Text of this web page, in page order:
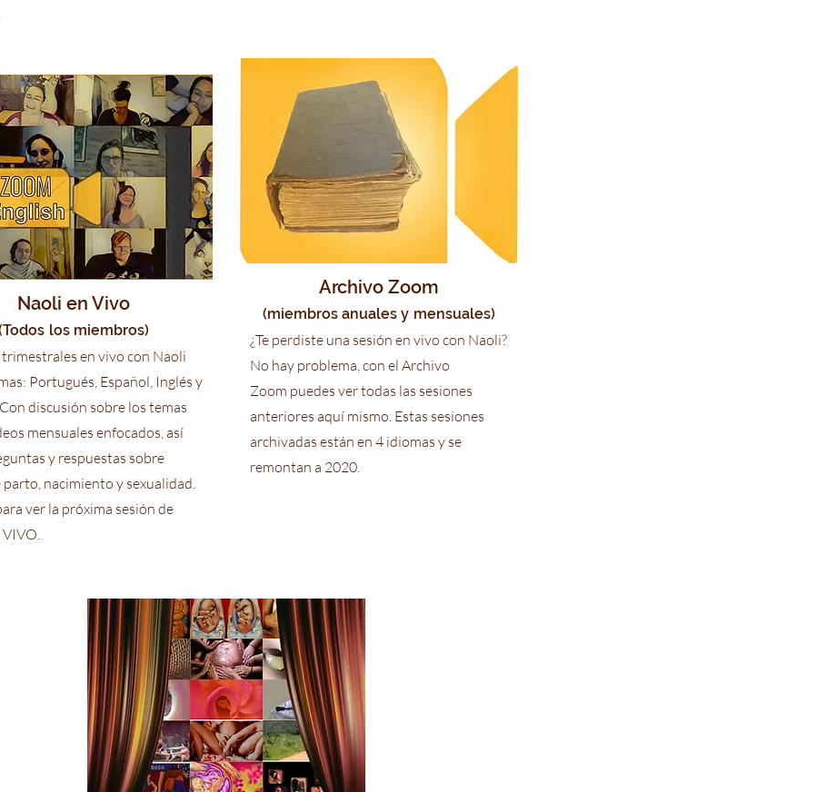
Naoli en Vivo
los miembros)
trimestrales en vivo con Naoli
Portugués, Español, Inglés y
discusión sobre los temas
mensuales enfocados, así
y respuestas sobre
parto, nacimiento y sexualidad.
ver la próxima sesión de
Archivo Zoom
(miembros anuales y mensuales)
¿Te perdiste una sesión en vivo con Naoli?
No hay problema, con el Archivo
Zoom puedes ver todas las sesiones
anteriores aquí mismo. Estas sesiones
archivadas están en 4 idiomas y se
remontan a 2020.